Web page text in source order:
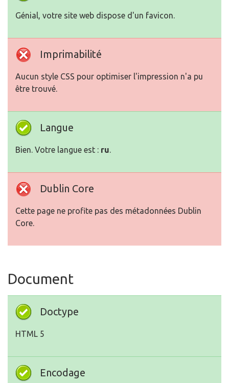
Génial, votre site web dispose d'un favicon.
Imprimabilité
Aucun style CSS pour optimiser l'impression n'a pu
être trouvé.
Langue
Bien. Votre langue est : ru.
Dublin Core
Cette page ne profite pas des métadonnées Dublin
Core.
Document
Doctype
HTML 5
Encodage